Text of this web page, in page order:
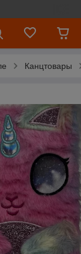
Канцтовары